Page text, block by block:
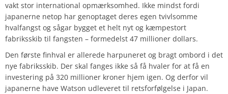
vakt stor international opmærksomhed. Ikke mindst fordi
japanerne netop har genoptaget deres egen tvivlsomme
hvalfangst og sågar bygget et helt nyt og kæmpestort
fabriksskib til fangsten – formedelst 47 millioner dollars.
Den første finhval er allerede harpuneret og bragt ombord i det
nye fabriksskib. Der skal fanges ikke så få hvaler for at få en
investering på 320 millioner kroner hjem igen. Og derfor vil
japanerne have Watson udleveret til retsforfølgelse i Japan.